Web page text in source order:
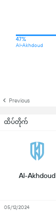
47%
Al-Akhdoud
Previous
ထိပ်တိုက်
Al-Akhdoud
05/12/2024